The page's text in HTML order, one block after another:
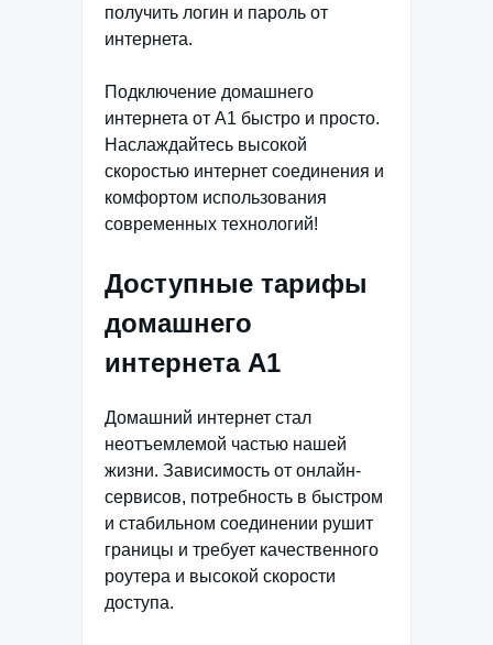
получить логин и пароль от
интернета.
Подключение домашнего
интернета от А1 быстро и просто.
Наслаждайтесь высокой
скоростью интернет соединения и
комфортом использования
современных технологий!
Доступные тарифы
домашнего
интернета А1
Домашний интернет стал
неотъемлемой частью нашей
жизни. Зависимость от онлайн-
сервисов, потребность в быстром
и стабильном соединении рушит
границы и требует качественного
роутера и высокой скорости
доступа.